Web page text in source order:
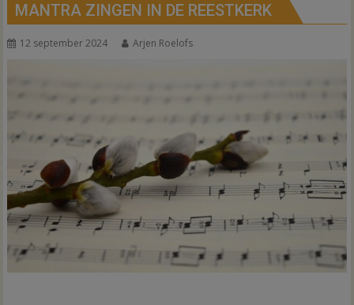
MANTRA ZINGEN IN DE REESTKERK
12 september 2024 Arjen Roelofs